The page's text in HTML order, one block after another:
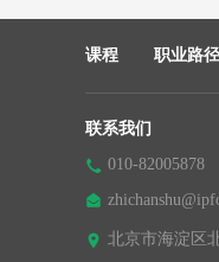
课程 职业路
联系我们
010-82005878
北京市海淀区